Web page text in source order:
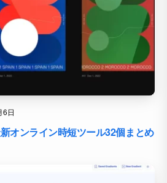
6日
オンライン時短ツール32個まとめ